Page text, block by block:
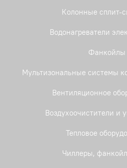
Колонные сплит-
Водонагреватели
Фанкойлы
Мультизональные системы
Вентиляционное
Воздухоочистители и
Тепловое
Чиллеры,